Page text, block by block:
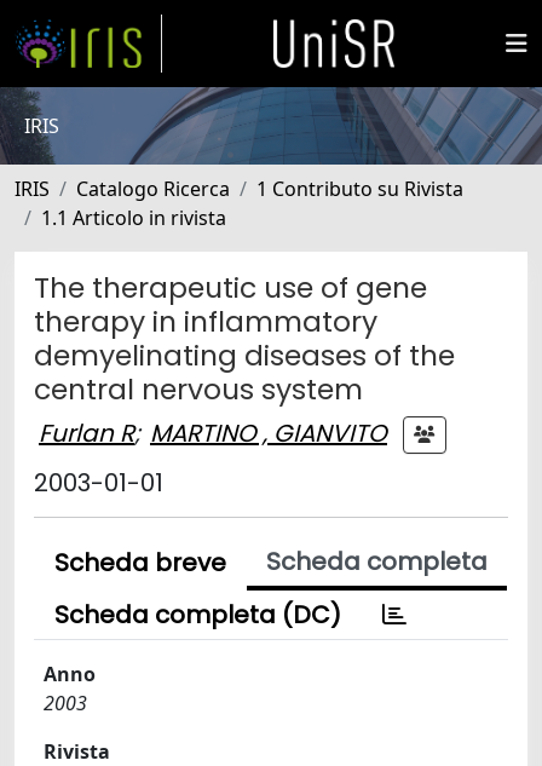
IRIS
IRIS Catalogo Ricerca
1 Contributo su Rivista
1.1 Articolo in rivista
The therapeutic use of gene
therapy in inflammatory
demyelinating diseases of the
central nervous system
Furlan R; MARTINO , GIANVITO
2003-01-01
Scheda breve
Scheda completa
Scheda completa (DC)
Anno
2003
Rivista